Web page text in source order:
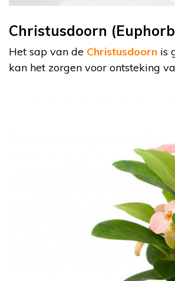
Christusdoorn
Het sap van de Christusdoorn is
kan het zorgen voor ontsteking